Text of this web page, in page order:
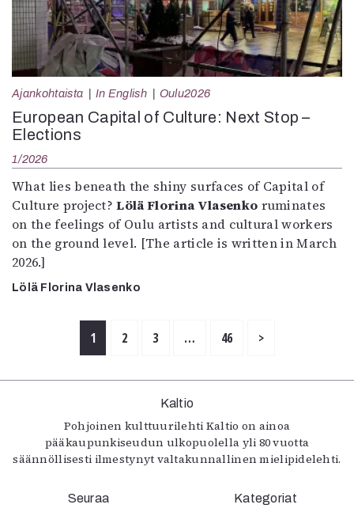
Ajankohtaista In English Oulu2026
European Capital of Culture: Next Stop –
Elections
1/2026
What lies beneath the shiny surfaces of Capital of
Culture project?Lölä Florina Vlasenko ruminates
on the feelings of Oulu artists and cultural workers
on the ground level. [The article is written in March
2026.]
Lölä Florina Vlasenko
1 2 3 … 46 >
Kaltio
Pohjoinen kulttuurilehti Kaltio on ainoa
pääkaupunkiseudun ulkopuolella yli 80 vuotta
säännöllisesti ilmestynyt valtakunnallinen mielipidelehti.
Seuraa Kategoriat